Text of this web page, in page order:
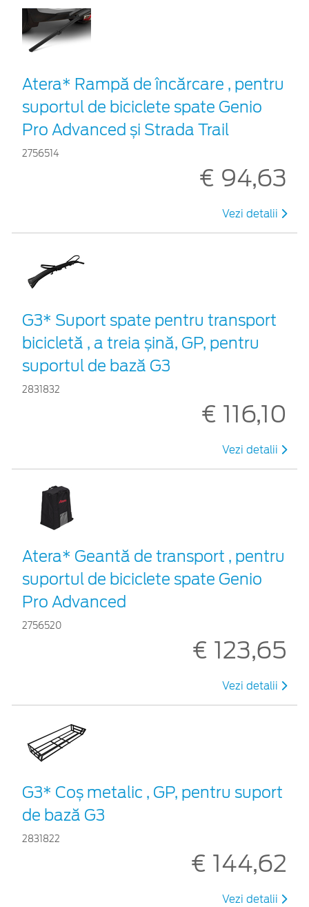
Atera* Rampă de încărcare , pentru
suportul de biciclete spate Genio
Pro Advanced și Strada Trail
2756514
€ 94,63
Vezi detalii
G3* Suport spate pentru transport
bicicletă , a treia șină, GP, pentru
suportul de bază G3
2831832
€ 116,10
Vezi detalii
Atera* Geantă de transport , pentru
suportul de biciclete spate Genio
Pro Advanced
2756520
€ 123,65
Vezi detalii
G3* Coș metalic , GP, pentru suport
de bază G3
2831822
€ 144,62
Vezi detalii